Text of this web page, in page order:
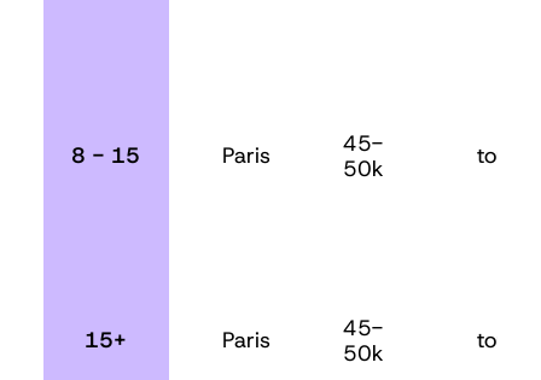
8 - 15 Paris
45-
50k
toutes
15+ Paris
45-
50k
toutes